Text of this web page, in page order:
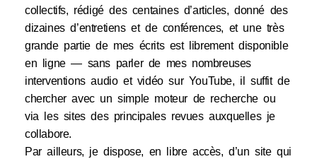
collectifs, rédigé des centaines d’articles, donné des
dizaines d’entretiens et de conférences, et une très
grande partie de mes écrits est librement disponible
en ligne — sans parler de mes nombreuses
interventions audio et vidéo sur YouTube, il suffit de
chercher avec un simple moteur de recherche ou
via les sites des principales revues auxquelles je
collabore.
Par ailleurs, je dispose, en libre accès, d’un site qui